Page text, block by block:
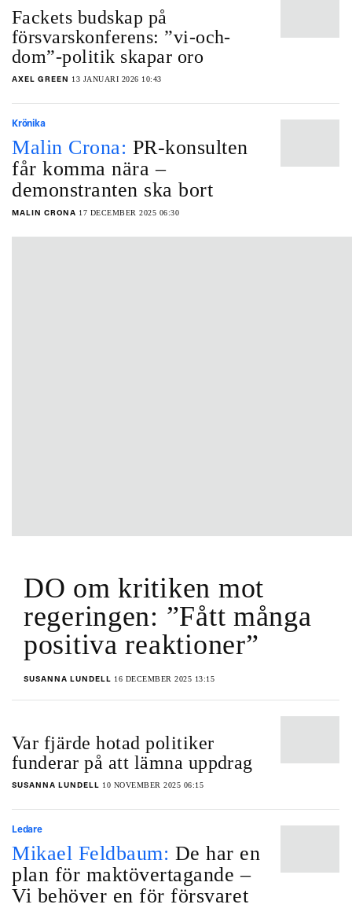
Fackets budskap på
försvarskonferens: ”vi-och-
dom”-politik skapar oro
AXEL GREEN 13 JANUARI 2026 10:43
Krönika
Malin Crona: PR-konsulten
får komma nära –
demonstranten ska bort
MALIN CRONA 17 DECEMBER 2025 06:30
DO om kritiken mot
regeringen: ”Fått många
positiva reaktioner”
SUSANNA LUNDELL 16 DECEMBER 2025 13:15
Var fjärde hotad politiker
funderar på att lämna uppdrag
SUSANNA LUNDELL 10 NOVEMBER 2025 06:15
Ledare
Mikael Feldbaum: De har en
plan för maktövertagande –
Vi behöver en för försvaret